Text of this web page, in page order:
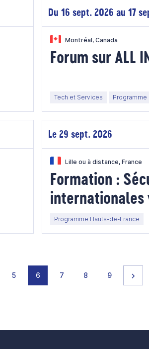
Du 16 sept. 2026 au 17
Montréal, Canada
Forum sur ALL
Tech et Services
Le 29 sept. 2026
Lille ou à distance, France
Formation :
Programme Hauts-de-France
page
5 page
6 page
7 page
8 page
9